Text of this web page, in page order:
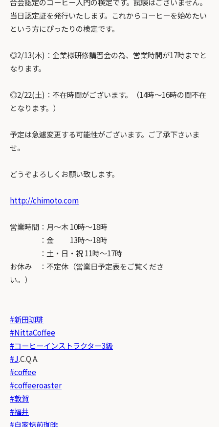
当日認定証を発行いたします。これからコーヒーを始めたい
という方にぴったりの検定です。
◎2/13(木)：企業様研修講習会の為、営業時間が17時までと
なります。
◎2/22(土)：不在時間がございます。（14時～16時の間不在
となります。）
予定は急遽変更する可能性がございます。ご了承下さいま
せ。
どうぞよろしくお願い致します。
http://chimoto.com
営業時間：月～木 10時～18時
：金 13時～18時
：土・日・祝 11時～17時
お休み ：不定休（営業日予定表をご覧くださ
い。）
#新田珈琲
#NittaCoffee
#コーヒーインストラクター3級
#J.C.Q.A.
#coffee
#coffeeroaster
#敦賀
#福井
#自家焙煎珈琲